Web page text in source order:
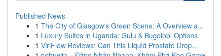
Published News
1 The City of Glasgow's Green Scene: A Overview a...
1 Luxury Suites in Uganda: Gulu & Bugolobi Options
1 ViriFlow Reviews: Can This Liquid Prostate Drop...